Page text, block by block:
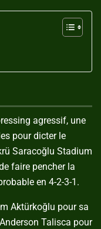
agressif, une
pour dicter le
Saracoğlu Stadium
faire pencher la
en 4-2-3-1.
Aktürkoğlu pour sa
Anderson Talisca pour